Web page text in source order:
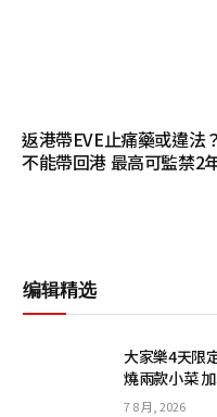
返港帶EVE止痛藥或違法
不能帶回港 最高可監禁2
编辑精选
大家樂4天限
燒兩款小菜
7 8 月, 2026